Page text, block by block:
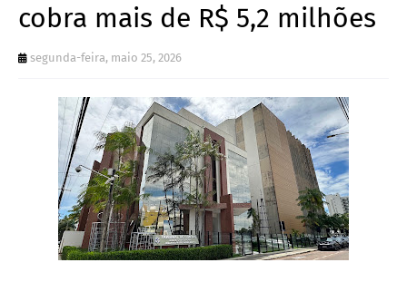
cobra mais de R$ 5,2 milhões
segunda-feira, maio 25, 2026